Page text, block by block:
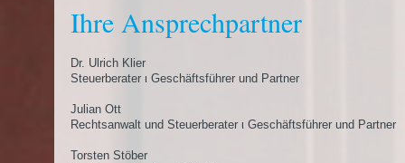
Ihre Ansprechpartner
Dr. Ulrich Klier
Steuerberater ι Geschäftsführer und Partner
Julian Ott
Rechtsanwalt und Steuerberater ι Geschäftsführer und Partner
Torsten Stöber